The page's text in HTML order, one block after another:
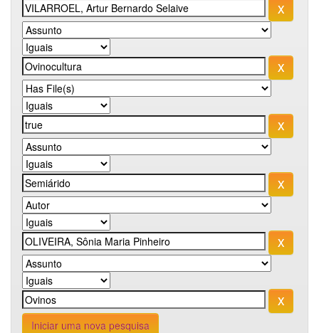
Iniciar uma nova pesquisa